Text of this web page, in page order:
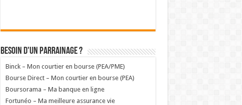
Besoin d'un parrainage ?
Binck – Mon courtier en bourse (PEA/PME)
Bourse Direct – Mon courtier en bourse (PEA)
Boursorama – Ma banque en ligne
Fortunéo – Ma meilleure assurance vie